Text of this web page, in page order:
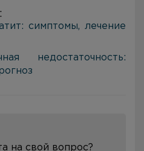
симптомы, лечение
недостаточность:
на свой вопрос?